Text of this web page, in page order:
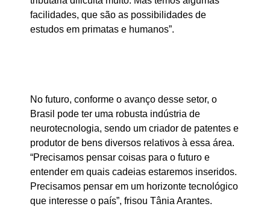
facilidades, que são as possibilidades de
estudos em primatas e humanos”.
No futuro, conforme o avanço desse setor, o
Brasil pode ter uma robusta indústria de
neurotecnologia, sendo um criador de patentes e
produtor de bens diversos relativos à essa área.
“Precisamos pensar coisas para o futuro e
entender em quais cadeias estaremos inseridos.
Precisamos pensar em um horizonte tecnológico
que interesse o país”, frisou Tânia Arantes.